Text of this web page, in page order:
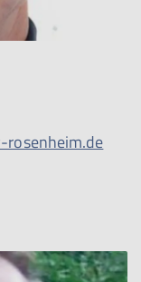
rosenheim.de